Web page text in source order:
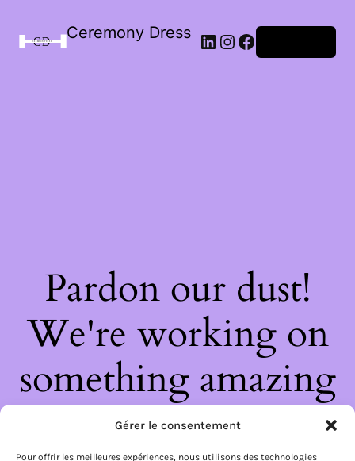
Gérer le consentement
Pour offrir les meilleures expériences, nous utilisons des technologies
Ceremony Dress
Pardon our dust!
We're working on
something amazing
— check back soon!